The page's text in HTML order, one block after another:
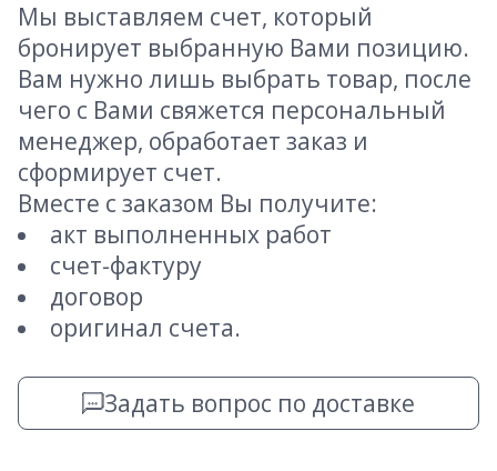
Мы выставляем счет, который
бронирует выбранную Вами позицию.
Вам нужно лишь выбрать товар, после
чего с Вами свяжется персональный
менеджер, обработает заказ и
сформирует счет.
Вместе с заказом Вы получите:
акт выполненных работ
счет-фактуру
договор
оригинал счета.
Задать вопрос по доставке